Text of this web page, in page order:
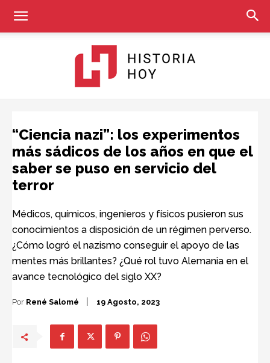
Hoy
“Ciencia nazi”: los experimentos
más sádicos de los años en que el
saber se puso en servicio del
terror
Médicos, químicos, ingenieros y físicos pusieron sus
conocimientos a disposición de un régimen perverso.
¿Cómo logró el nazismo conseguir el apoyo de las
mentes más brillantes? ¿Qué rol tuvo Alemania en el
avance tecnológico del siglo XX?
Por René Salomé 19 Agosto, 2023